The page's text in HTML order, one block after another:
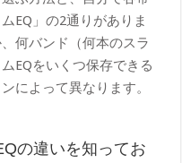
EQ」の2通りがありま
何バンド（何本のスラ
EQをいくつ保存できる
によって異なります。
の違いを知ってお